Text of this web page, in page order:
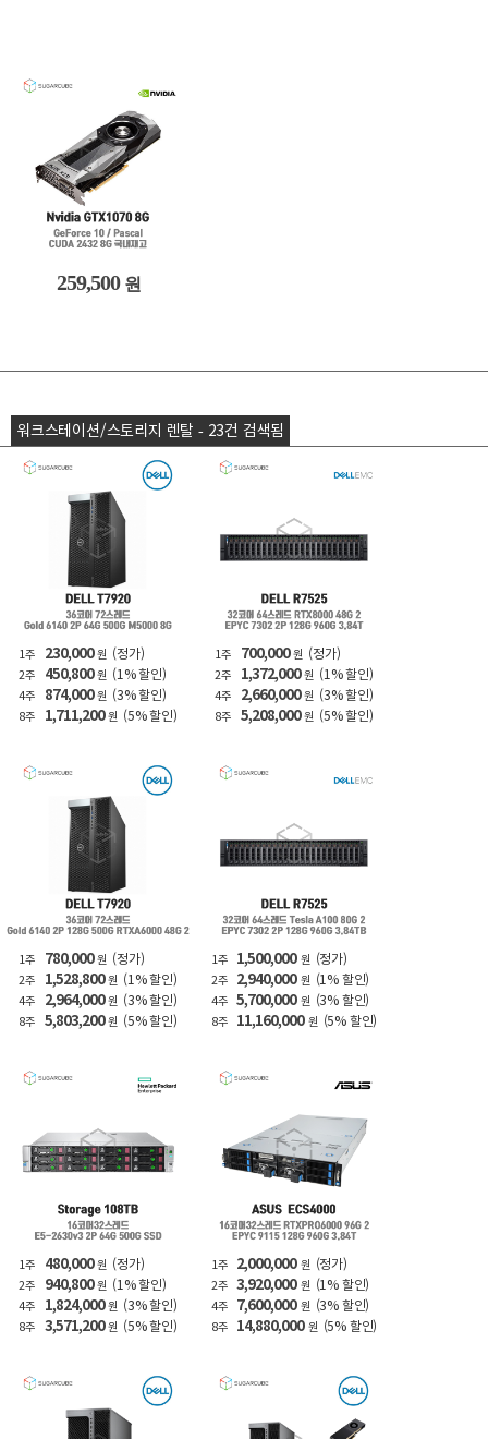
259,500 원
워크스테이션/스토리지 렌탈 - 23건 검색됨
1주 230,000 원 (정가)
2주 450,800 원 (1% 할인)
4주 874,000 원 (3% 할인)
8주 1,711,200 원 (5% 할인)
1주 700,000 원 (정가)
2주 1,372,000 원 (1% 할인)
4주 2,660,000 원 (3% 할인)
8주 5,208,000 원 (5% 할인)
1주 780,000 원 (정가)
2주 1,528,800 원 (1% 할인)
4주 2,964,000 원 (3% 할인)
8주 5,803,200 원 (5% 할인)
1주 1,500,000 원 (정가)
2주 2,940,000 원 (1% 할인)
4주 5,700,000 원 (3% 할인)
8주 11,160,000 원 (5% 할인)
1주 480,000 원 (정가)
2주 940,800 원 (1% 할인)
4주 1,824,000 원 (3% 할인)
8주 3,571,200 원 (5% 할인)
1주 2,000,000 원 (정가)
2주 3,920,000 원 (1% 할인)
4주 7,600,000 원 (3% 할인)
8주 14,880,000 원 (5% 할인)